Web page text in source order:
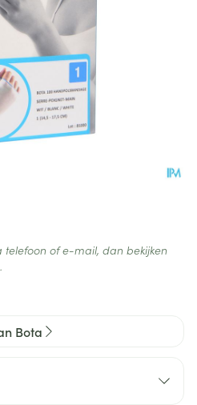
of e-mail, dan bekijken
Bota